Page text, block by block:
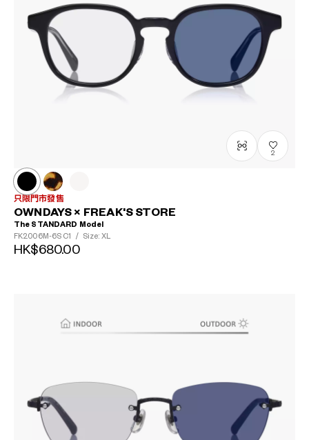
2
只限門市發售
OWNDAYS × FREAK'S STORE
The STANDARD Model
FK2006M-6S C1 / Size: XL
HK$680.00